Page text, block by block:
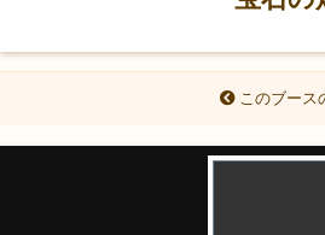
このブース